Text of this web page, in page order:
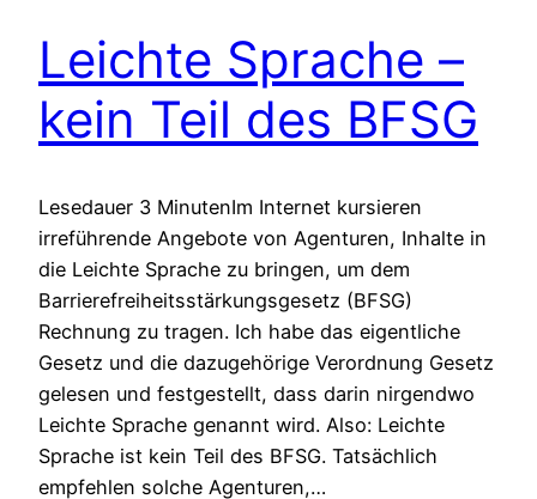
Leichte Sprache –
kein Teil des BFSG
Lesedauer 3 MinutenIm Internet kursieren
irreführende Angebote von Agenturen, Inhalte in
die Leichte Sprache zu bringen, um dem
Barrierefreiheitsstärkungsgesetz (BFSG)
Rechnung zu tragen. Ich habe das eigentliche
Gesetz und die dazugehörige Verordnung Gesetz
gelesen und festgestellt, dass darin nirgendwo
Leichte Sprache genannt wird. Also: Leichte
Sprache ist kein Teil des BFSG. Tatsächlich
empfehlen solche Agenturen,…